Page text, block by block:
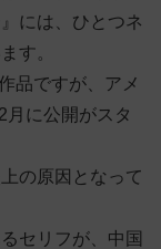
には、ひとつネ
す。
品ですが、アメ
月に公開がスタ
の原因となって
セリフが、中国